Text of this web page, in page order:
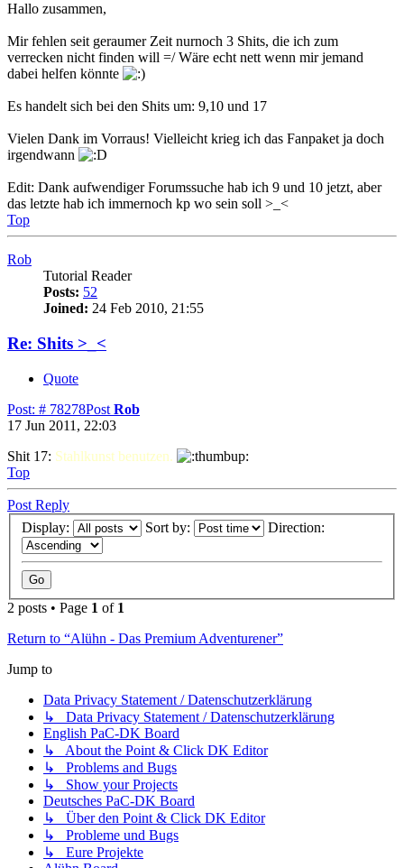
Hallo zusammen,
Mir fehlen seit geraumer Zeit nurnoch 3 Shits, die ich zum
verrecken nicht finden will =/ Wäre echt nett wenn mir jemand
dabei helfen könnte
Es handelt sich bei den Shits um: 9,10 und 17
Vielen Dank im Vorraus! Vielleicht krieg ich das Fanpaket ja doch
irgendwann
Edit: Dank aufwendiger Forumssuche hab ich 9 und 10 jetzt, aber
das letzte hab ich immernoch kp wo sein soll >_<
Top
Rob
Tutorial Reader
Posts: 52
Joined: 24 Feb 2010, 21:55
Re: Shits >_<
Quote
Post: # 78278Post Rob
17 Jun 2011, 22:03
Shit 17: Stahlkunst benutzen.
Top
Post Reply
Display:
Sort by: Direction:
2 posts • Page 1 of 1
Return to “Alühn - Das Premium Adventurener”
Jump to
Data Privacy Statement / Datenschutzerklärung
↳ Data Privacy Statement / Datenschutzerklärung
English PaC-DK Board
↳ About the Point & Click DK Editor
↳ Problems and Bugs
↳ Show your Projects
Deutsches PaC-DK Board
↳ Über den Point & Click DK Editor
↳ Probleme und Bugs
↳ Eure Projekte